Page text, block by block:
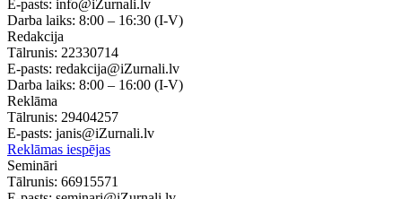
E-pasts: info@iZurnali.lv
Darba laiks: 8:00 – 16:30 (I-V)
Redakcija
Tālrunis: 22330714
E-pasts: redakcija@iZurnali.lv
Darba laiks: 8:00 – 16:00 (I-V)
Reklāma
Tālrunis: 29404257
E-pasts: janis@iZurnali.lv
Reklāmas iespējas
Semināri
Tālrunis: 66915571